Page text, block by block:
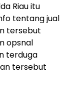
Riau itu
tentang jual
tersebut
opsnal
terduga
tersebut